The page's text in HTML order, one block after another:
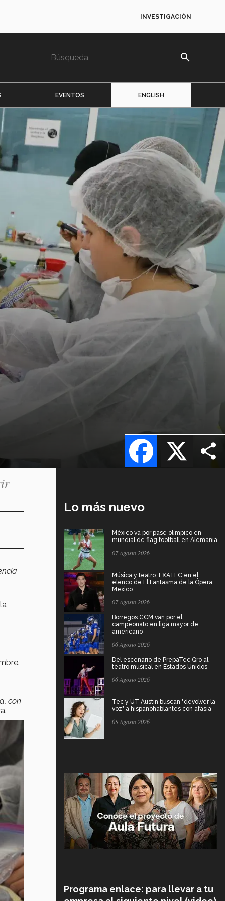
INVESTIGACIÓN
search
EVENTOS ENGLISH
X
Facebook
con
Lo más nuevo
México va por pase olímpico en
mundial de flag football en Alemania
07 Agosto 2026
Música y teatro: EXATEC en el
elenco de El Fantasma de la Ópera
Mexico
07 Agosto 2026
Borregos CCM van por el
campeonato en liga mayor de
americano
06 Agosto 2026
Del escenario de PrepaTec Qro al
teatro musical en Estados Unidos
06 Agosto 2026
Tec y UT Austin buscan "devolver la
voz" a hispanohablantes con afasia
05 Agosto 2026
Programa enlace: para llevar a tu